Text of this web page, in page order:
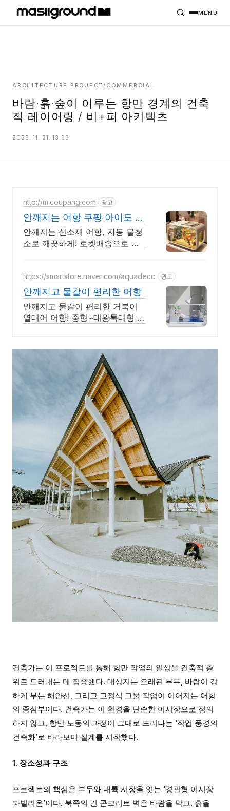
PROJECTS
MASILWIDE
MENU
ARCHITECTURE PROJECT/COMMERCIAL
바람·흙·숲이 이루는 항만 경계의 건축
적 레이어링 / 비+피 아키텍츠
2025. 11. 21. 13:53
http://m.coupang.com 광고
안깨지는 어항 쿠팡 아이도 좋
아하는 어항
안깨지는 신소재 어항, 자동 물청
소로 깨끗하게! 로켓배송으로 바
5% 캐시적립 혜택까지.
https://smartstore.naver.com/aquadeco 광고
안깨지고 물갈이 편리한 어항
안깨지고 물갈이 편리한 거북이
열대어 어항! 중형~대왕특대형 까
건축가는 이 프로젝트를 통해 항만 작업의 일상을 건축적 층
위로 드러내는 데 집중했다. 대상지는 오래된 부두, 바람이 강
하게 부는 해안선, 그리고 고정식 그물 작업이 이어지는 어항
의 중심부이다. 건축가는 이 환경을 단순한 어시장으로 정의
하지 않고, 항만 노동의 과정이 그대로 드러나는 ‘작업 풍경의
건축화’로 바라보며 설계를 시작했다.
1. 장소성과 구조
프로젝트의 핵심은 부두와 내륙 시장을 잇는 ‘경관형 어시장
파빌리온’이다. 북쪽의 긴 콘크리트 벽은 바람을 막고, 흙을